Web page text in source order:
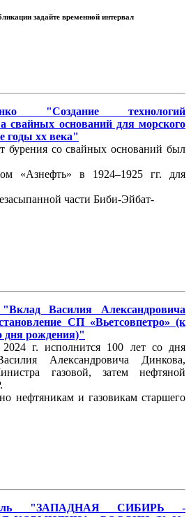
задайте временной интервал
"Создание технологий
свайных оснований для морского
годы хх века"
бурения со свайных оснований был
«Азнефть» в 1924–1925 гг. для
части Биби-Эйбат-
Василия Александровича
СП «Вьетсовпетро» (к
дня рождения)"
2024 г. исполнится 100 лет со дня
Александровича Динкова,
газовой, затем нефтяной
нефтяникам и газовикам старшего
"ЗАПАДНАЯ СИБИРЬ -